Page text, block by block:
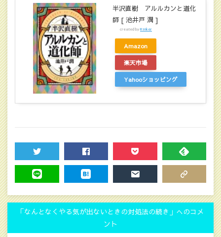
半沢直樹 アルルカンと道化
師 [ 池井戸 潤 ]
created byRinker
Amazon
楽天市場
Yahooショッピング
TWEET SHARE POCKET FEEDLY
「なんとなくやる気が出ないときの対処法の続き」へのコメ
ント